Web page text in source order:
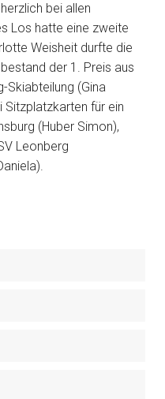
bei allen
Los hatte eine zweite
Weisheit durfte die
der 1. Preis aus
Skiabteilung (Gina
Sitzplatzkarten für ein
(Huber Simon),
Leonberg